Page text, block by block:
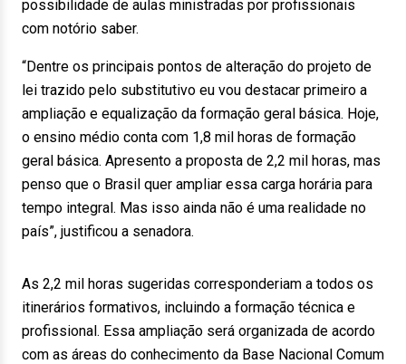
possibilidade de aulas ministradas por profissionais
com notório saber.
“Dentre os principais pontos de alteração do projeto de
lei trazido pelo substitutivo eu vou destacar primeiro a
ampliação e equalização da formação geral básica. Hoje,
o ensino médio conta com 1,8 mil horas de formação
geral básica. Apresento a proposta de 2,2 mil horas, mas
penso que o Brasil quer ampliar essa carga horária para
tempo integral. Mas isso ainda não é uma realidade no
país”, justificou a senadora.
As 2,2 mil horas sugeridas corresponderiam a todos os
itinerários formativos, incluindo a formação técnica e
profissional. Essa ampliação será organizada de acordo
com as áreas do conhecimento da Base Nacional Comum